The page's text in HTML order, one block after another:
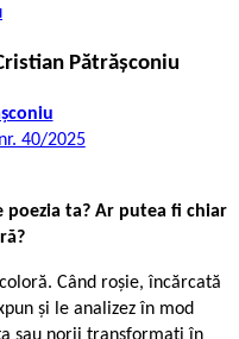
Pătrășconiu
nr. 40/2025
poezia ta? Ar putea fi chiar
Când roșie, încărcată
și le analizez în mod